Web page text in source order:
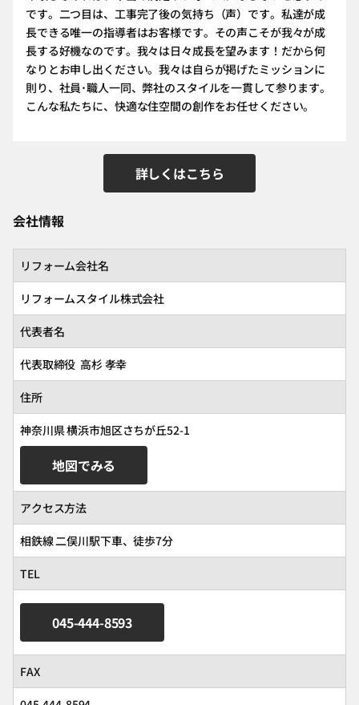
です。二つ目は、工事完了後の気持ち（声）です。私達が成
長できる唯一の指導者はお客様です。その声こそが我々が成
長する好機なのです。我々は日々成長を望みます！だから何
なりとお申し出ください。我々は自らが掲げたミッションに
則り、社員･職人一同、弊社のスタイルを一貫して参ります。
こんな私たちに、快適な住空間の創作をお任せください。
詳しくはこちら
会社情報
リフォーム会社名
リフォームスタイル株式会社
代表者名
代表取締役 高杉 孝幸
住所
神奈川県 横浜市旭区さちが丘52-1
地図でみる
アクセス方法
相鉄線 二俣川駅下車、徒歩7分
TEL
045-444-8593
FAX